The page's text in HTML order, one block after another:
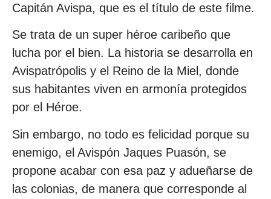
Capitán Avispa, que es el título de este filme.
Se trata de un super héroe caribeño que
lucha por el bien. La historia se desarrolla en
Avispatrópolis y el Reino de la Miel, donde
sus habitantes viven en armonía protegidos
por el Héroe.
Sin embargo, no todo es felicidad porque su
enemigo, el Avispón Jaques Puasón, se
propone acabar con esa paz y adueñarse de
las colonias, de manera que corresponde al